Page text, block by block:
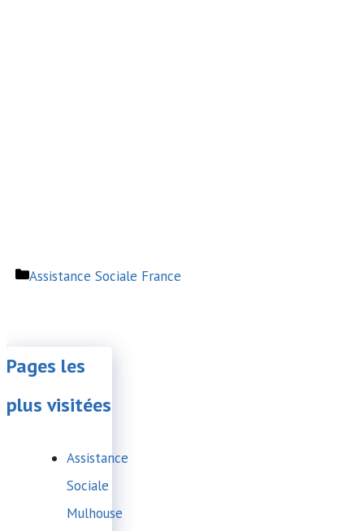
Catégories
Assistance Sociale France
Pages les
plus visitées
Assistance
Sociale
Mulhouse